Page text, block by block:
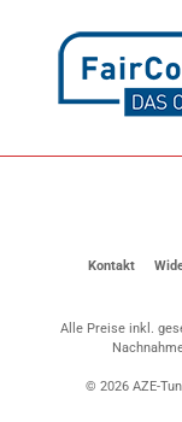
Kontakt
Alle Preise inkl.
© 2026 AZE-